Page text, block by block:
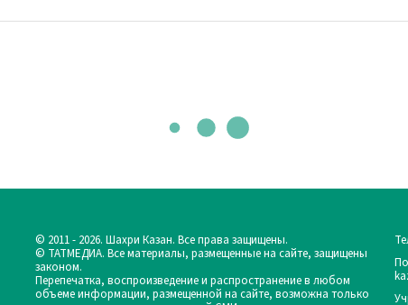
© 2011 - 2026. Шахри Казан. Все права защищены.
© ТАТМЕДИА. Все материалы, размещенные на сайте, защищены
законом.
Перепечатка, воспроизведение и распространение в любом
объеме информации, размещенной на сайте, возможна только